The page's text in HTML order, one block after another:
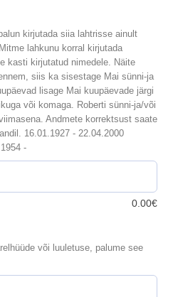
kirjutada siia lahtrisse ainult
lahkunu korral kirjutada
kasti kirjutatud nimedele. Näite
siis ka sisestage Mai sünni-ja
lisage Mai kuupäevade järgi
või komaga. Roberti sünni-ja/või
Andmete korrektsust saate
16.01.1927 - 22.04.2000
-
0.00€
või luuletuse, palume see